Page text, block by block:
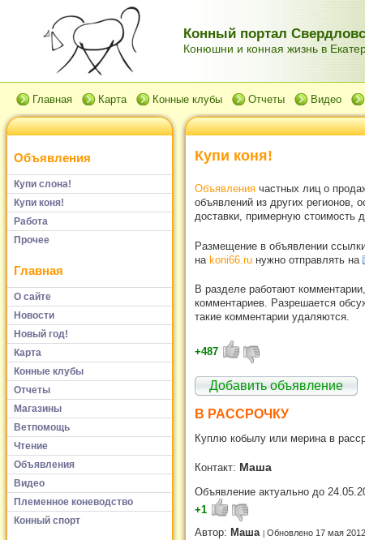
Конный портал
Конюшни и конная жизнь в
Главная Карта Конные клубы Отчеты Видео
Объявления
Купи слона!
Купи коня!
Работа
Прочее
Главная
О сайте
Новости
Новый год!
Карта
Конные клубы
Отчеты
Магазины
Ветпомощь
Чтение
Объявления
Видео
Племенное коневодство
Конный спорт
Купи коня!
Объявления частных лиц о
объявлений из других регионов,
доставки, примерную стоимость
Размещение в объявлении
на koni66.ru нужно отправлять на
В разделе работают
комментариев. Разрешается
такие комментарии удаляются.
+487
Добавить объявление
В РАССРОЧКУ
Куплю кобылу или мерина в
Контакт: Маша
Объявление актуально до
+1
Автор: Маша Обновлено 17 мая 2012